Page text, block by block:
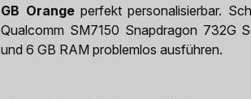
GB Orangeperfekt personalisierbar.
Qualcomm SM7150 Snapdragon 732G
und 6 GB RAM problemlos ausführen.